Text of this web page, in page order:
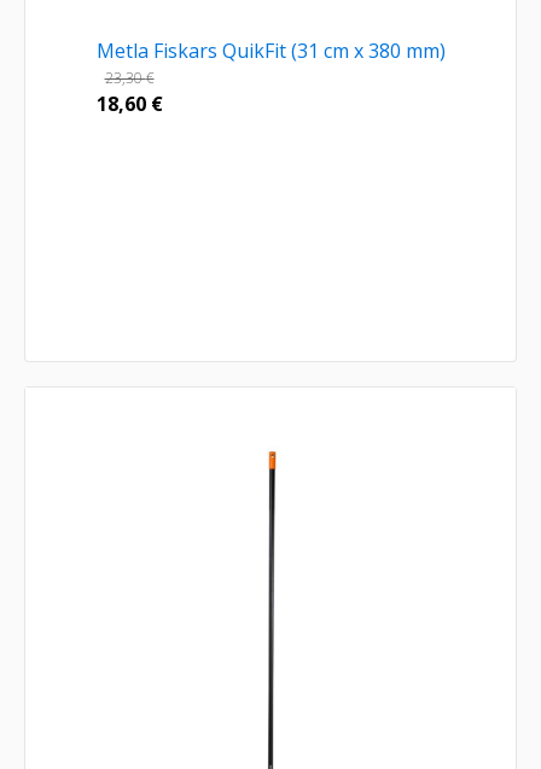
Metla Fiskars QuikFit (31 cm x 380 mm)
23,30€
18,60 €